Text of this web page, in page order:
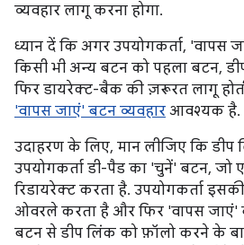
व्यवहार लागू करना होगा.
ध्यान दें कि अगर उपयोगकर्ता, 'वापस
किसी भी अन्य बटन को पहला बटन,
फिर डायरेक्ट-बैक की ज़रूरत लागू
'वापस जाएं' बटन व्यवहार आवश्यक है.
उदाहरण के लिए, मान लीजिए कि
उपयोगकर्ता डी-पैड का 'चुनें' बटन,
रिडायरेक्ट करता है. उपयोगकर्ता
ओवरले करता है और फिर 'वापस जाएं'
बटन से डीप लिंक को फ़ॉलो करने के